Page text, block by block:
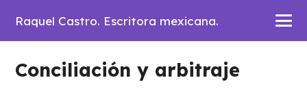
Raquel Castro. Escritora mexicana.
Conciliación y arbitraje